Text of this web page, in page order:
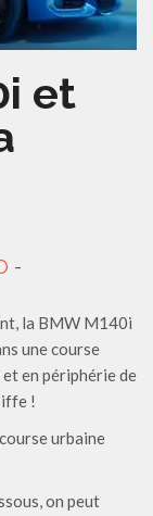
et
-
la BMW M140i
une course
en périphérie de
!
urbaine
on peut